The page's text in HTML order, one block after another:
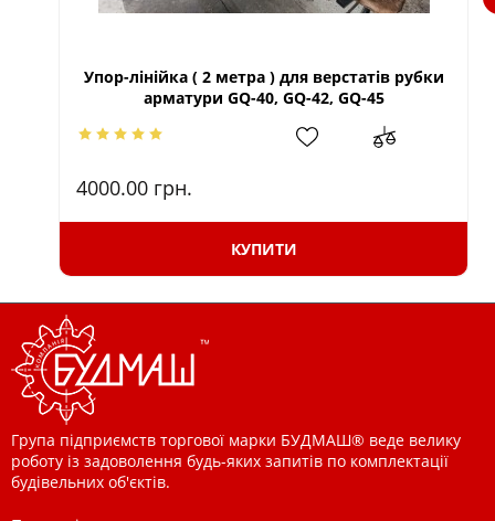
Упор-лінійка ( 2 метра ) для верстатів рубки
арматури GQ-40, GQ-42, GQ-45
4000.00 грн.
КУПИТИ
Група підприємств торгової марки БУДМАШ® веде велику
роботу із задоволення будь-яких запитів по комплектації
будівельних об'єктів.